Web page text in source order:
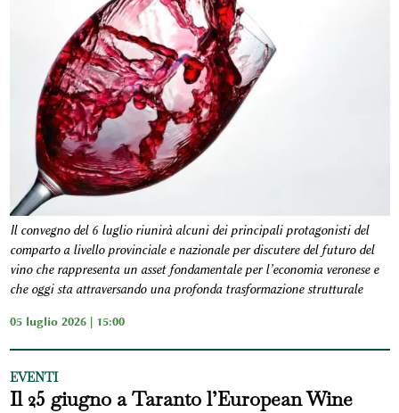
Il convegno del 6 luglio riunirà alcuni dei principali protagonisti del
comparto a livello provinciale e nazionale per discutere del futuro del
vino che rappresenta un asset fondamentale per l’economia veronese e
che oggi sta attraversando una profonda trasformazione strutturale
05 luglio 2026 | 15:00
EVENTI
Il 25 giugno a Taranto l’European Wine